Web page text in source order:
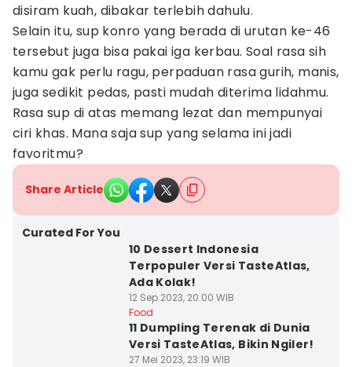
disiram kuah, dibakar terlebih dahulu.
Selain itu, sup konro yang berada di urutan ke-46
tersebut juga bisa pakai iga kerbau. Soal rasa sih
kamu gak perlu ragu, perpaduan rasa gurih, manis,
juga sedikit pedas, pasti mudah diterima lidahmu.
Rasa sup di atas memang lezat dan mempunyai
ciri khas. Mana saja sup yang selama ini jadi
favoritmu?
Share Article
Curated For You
10 Dessert Indonesia
Terpopuler Versi TasteAtlas,
Ada Kolak!
12 Sep 2023, 20:00 WIB
Food
11 Dumpling Terenak di Dunia
Versi TasteAtlas, Bikin Ngiler!
27 Mei 2023, 23:19 WIB